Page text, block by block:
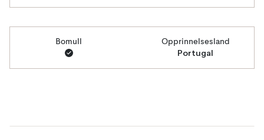
Bomull Opprinnelsesland
Portugal